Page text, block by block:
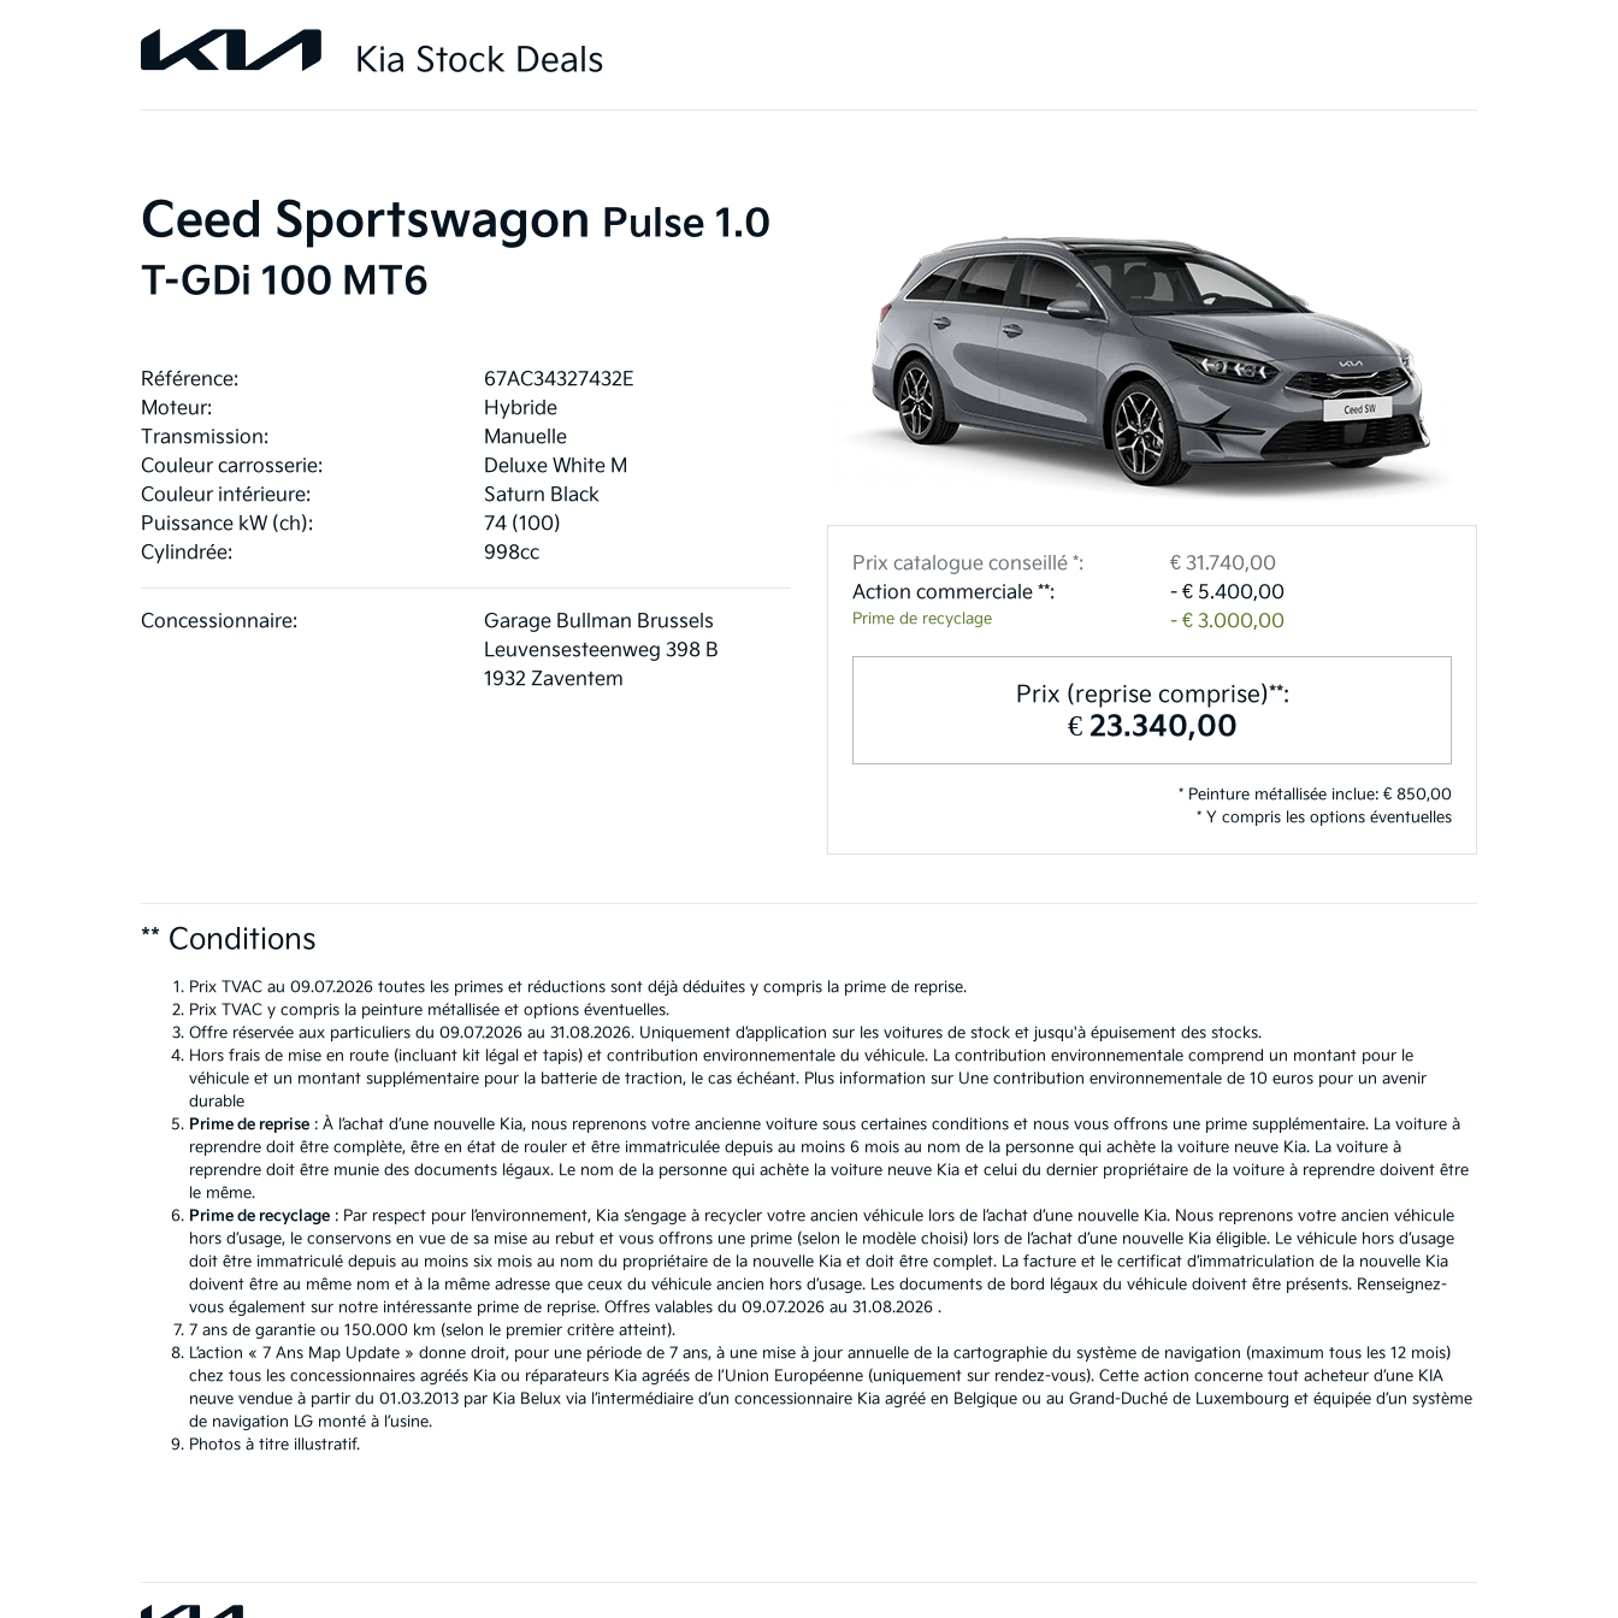
Kia Stock Deals
Ceed Sportswagon Pulse 1.0
T-GDi 100 MT6
Référence:
67AC34327432E
Moteur:
Hybride
Transmission:
Manuelle
Couleur carrosserie:
Deluxe White M
Couleur intérieure:
Saturn Black
Puissance kW (ch):
74 (100)
Cylindrée:
998cc
Concessionnaire:
Garage Bullman Brussels
Leuvensesteenweg 398 B
1932 Zaventem
Prix catalogue conseillé *:
€ 31.740,00
Action commerciale **:
- € 5.400,00
Prime de recyclage - € 3.000,00
Prix (reprise comprise)**:
€ 23.340,00
* Peinture métallisée inclue: € 850,00
* Y compris les options éventuelles
** Conditions
Prix TVAC au 09.07.2026 toutes les primes et réductions sont déjà déduites y compris la prime de reprise.
Prix TVAC y compris la peinture métallisée et options éventuelles.
Offre réservée aux particuliers du 09.07.2026 au 31.08.2026. Uniquement d’application sur les voitures de stock et jusqu'à épuisement des stocks.
Hors frais de mise en route (incluant kit légal et tapis) et contribution environnementale du véhicule. La contribution environnementale comprend un montant pour le
véhicule et un montant supplémentaire pour la batterie de traction, le cas échéant. Plus information sur Une contribution environnementale de 10 euros pour un avenir
durable
Prime de reprise : À l’achat d’une nouvelle Kia, nous reprenons votre ancienne voiture sous certaines conditions et nous vous offrons une prime supplémentaire. La voiture à
reprendre doit être complète, être en état de rouler et être immatriculée depuis au moins 6 mois au nom de la personne qui achète la voiture neuve Kia. La voiture à
reprendre doit être munie des documents légaux. Le nom de la personne qui achète la voiture neuve Kia et celui du dernier propriétaire de la voiture à reprendre doivent être
le même.
Prime de recyclage : Par respect pour l’environnement, Kia s’engage à recycler votre ancien véhicule lors de l’achat d’une nouvelle Kia. Nous reprenons votre ancien véhicule
hors d’usage, le conservons en vue de sa mise au rebut et vous offrons une prime (selon le modèle choisi) lors de l’achat d’une nouvelle Kia éligible. Le véhicule hors d’usage
doit être immatriculé depuis au moins six mois au nom du propriétaire de la nouvelle Kia et doit être complet. La facture et le certificat d’immatriculation de la nouvelle Kia
doivent être au même nom et à la même adresse que ceux du véhicule ancien hors d’usage. Les documents de bord légaux du véhicule doivent être présents. Renseignez-
vous également sur notre intéressante prime de reprise. Offres valables du 09.07.2026 au 31.08.2026 .
7 ans de garantie ou 150.000 km (selon le premier critère atteint).
L’action « 7 Ans Map Update » donne droit, pour une période de 7 ans, à une mise à jour annuelle de la cartographie du système de navigation (maximum tous les 12 mois)
chez tous les concessionnaires agréés Kia ou réparateurs Kia agréés de l’Union Européenne (uniquement sur rendez-vous). Cette action concerne tout acheteur d’une KIA
neuve vendue à partir du 01.03.2013 par Kia Belux via l’intermédiaire d’un concessionnaire Kia agréé en Belgique ou au Grand-Duché de Luxembourg et équipée d’un système
de navigation LG monté à l’usine.
Photos à titre illustratif.